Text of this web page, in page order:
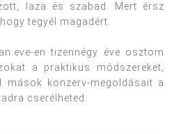
laza és szabad. Mert érsz
tegyél magadért.
en tizennégy éve osztom
a praktikus módszereket,
mások konzerv-megoldásait a
cserélheted.